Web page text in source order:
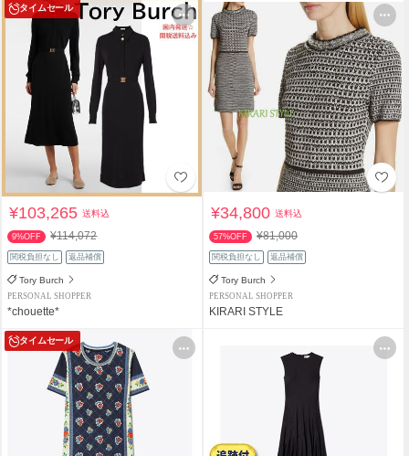
タイムセール
¥103,265送料込
9%OFF ¥114,072
関税負担なし 返品補償
Tory Burch
PERSONAL SHOPPER
*chouette*
¥34,800送料込
57%OFF ¥81,000
関税負担なし 返品補償
Tory Burch
PERSONAL SHOPPER
KIRARI STYLE
タイムセール